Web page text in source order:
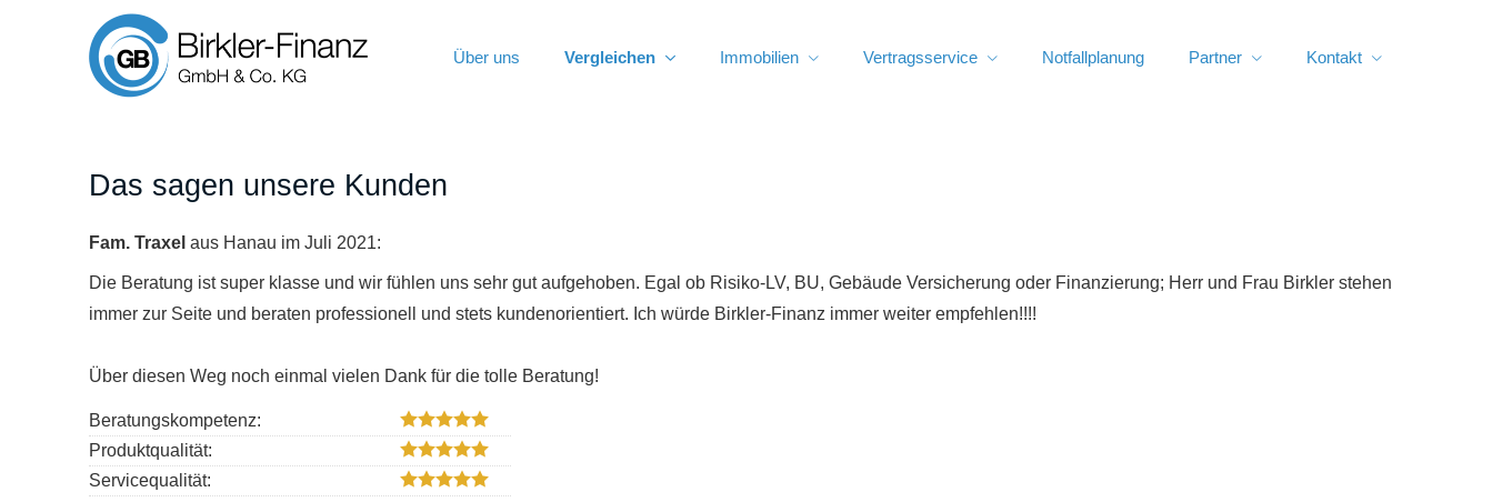
Über uns Vergleichen Immobilien Vertragsservice Notfallplanung Partner Kontakt
Das sagen unsere Kunden
Fam. Traxel aus Hanau im Juli 2021:
Die Beratung ist super klasse und wir fühlen uns sehr gut aufgehoben. Egal ob Risiko-LV, BU, Gebäude Versicherung oder Finanzierung; Herr und Frau Birkler stehen
immer zur Seite und beraten professionell und stets kundenorientiert. Ich würde Birkler-Finanz immer weiter empfehlen!!!!
Über diesen Weg noch einmal vielen Dank für die tolle Beratung!
Beratungskompetenz:
Produktqualität:
Servicequalität: